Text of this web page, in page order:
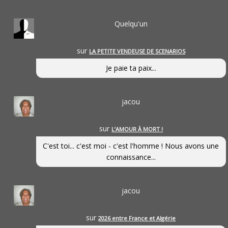
Quelqu'un
sur LA PETITE VENDEUSE DE SCENARIOS
Je paie ta paix...
jacou
sur L’AMOUR À MORT !
C'est toi... c'est moi - c'est l'homme ! Nous avons une
connaissance...
jacou
sur2026 entre France et Algérie